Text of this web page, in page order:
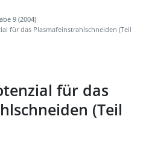
9 (2004)
für das Plasmafeinstrahlschneiden (Teil
für das
(Teil